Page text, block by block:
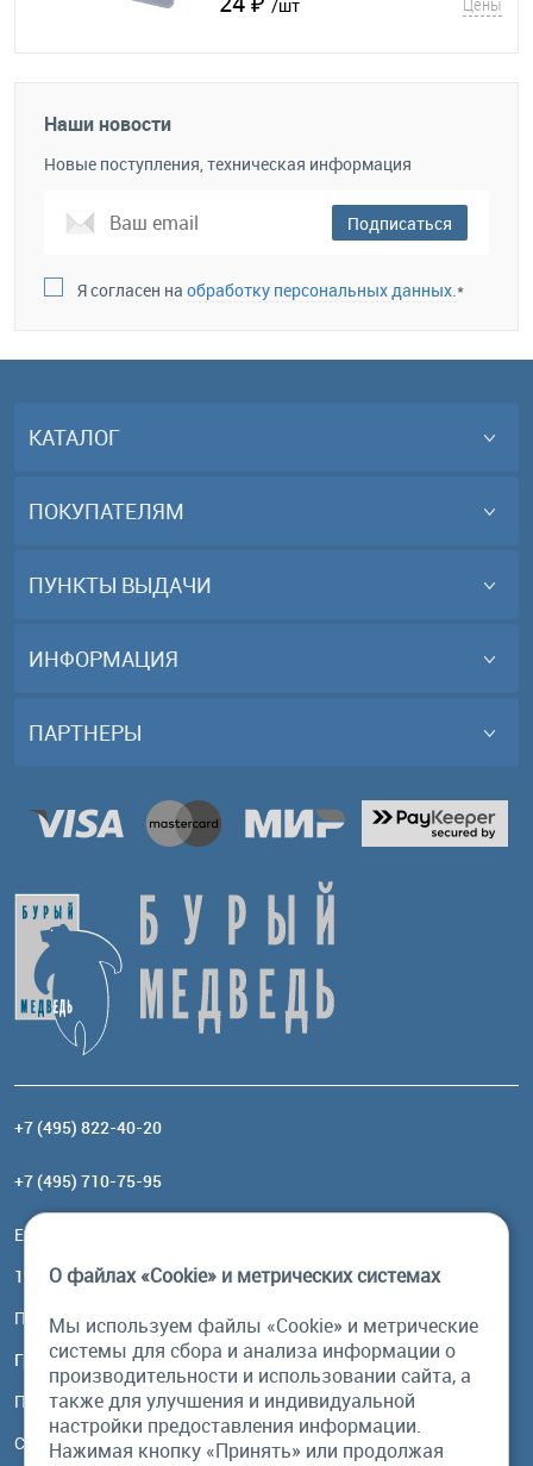
/шт
Наши новости
Новые поступления, техническая информация
Подписаться
Я согласен на обработку персональных данных. *
КАТАЛОГ
ПОКУПАТЕЛЯМ
ПУНКТЫ ВЫДАЧИ
ИНФОРМАЦИЯ
ПАРТНЕРЫ
+7 (495) 822-40-20
+7 (495) 710-75-95
Email:
117485, Москва, ул. Профсоюзная, 84/32, корп 1
Посмотреть на карте
График работы
Пн-Пт: с 10:00 до 18:00
Сб, Вс: выходной
О файлах «Cookie» и метрических системах
Мы используем файлы «Cookie» и метрические
системы для сбора и анализа информации о
производительности и использовании сайта, а
также для улучшения и индивидуальной
настройки предоставления информации.
Нажимая кнопку «Принять» или продолжая